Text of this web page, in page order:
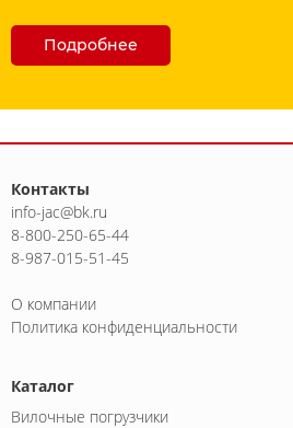
Подробнее
Контакты
info-jac@bk.ru
8-800-250-65-44
8-987-015-51-45
О компании
Политика конфиденциальности
Каталог
Вилочные погрузчики